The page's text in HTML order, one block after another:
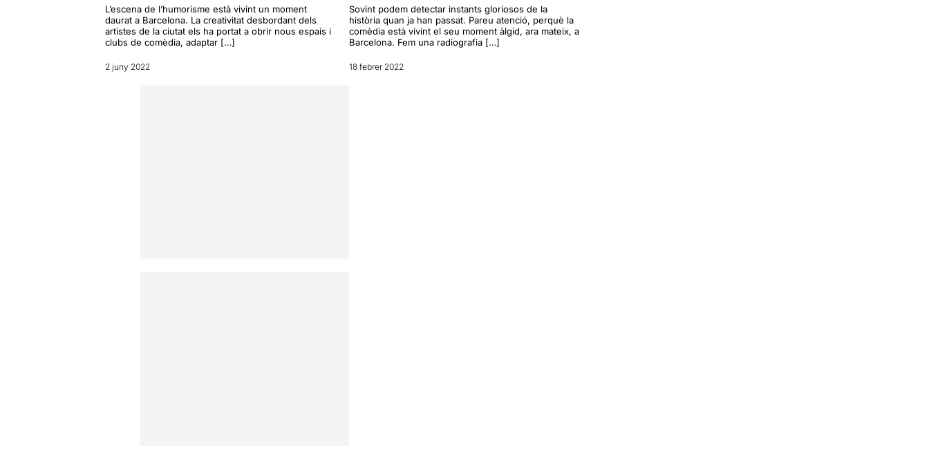
L’escena de l’humorisme està vivint un moment
daurat a Barcelona. La creativitat desbordant dels
artistes de la ciutat els ha portat a obrir nous espais i
clubs de comèdia, adaptar […]
2 juny 2022
Sovint podem detectar instants gloriosos de la
història quan ja han passat. Pareu atenció, perquè la
comèdia està vivint el seu moment àlgid, ara mateix, a
Barcelona. Fem una radiografia […]
18 febrer 2022